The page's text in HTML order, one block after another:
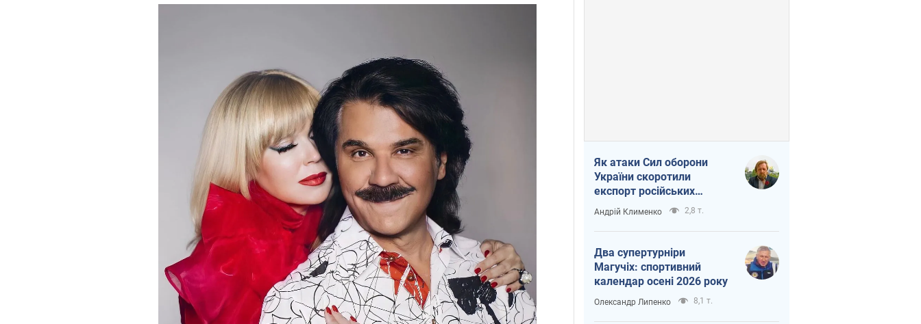
Як атаки Сил оборони
України скоротили
експорт російських
нафтопродуктів
Андрій Клименко 2,8 т.
Два супертурніри
Магучіх: спортивний
календар осені 2026 року
Олександр Липенко 8,1 т.